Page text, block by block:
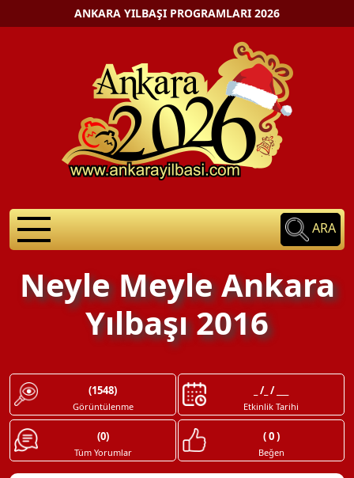
ANKARA YILBAŞI PROGRAMLARI 2026
ARA
Neyle Meyle Ankara
Yılbaşı 2016
(1548)
Görüntülenme
_ /_ / ___
Etkinlik Tarihi
(0)
Tüm Yorumlar
( 0 )
Beğen